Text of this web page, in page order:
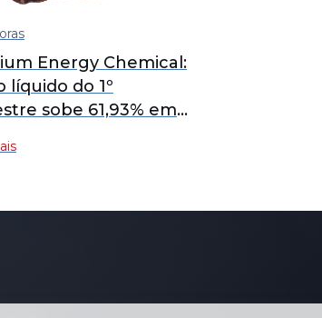
Energy Chemical:
líquido do 1º
sobe 61,93% em
anterior, propõe 0,2